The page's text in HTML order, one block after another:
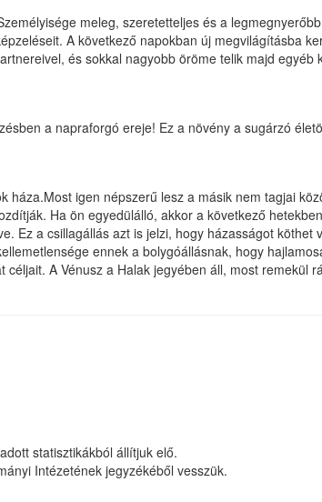
meleg, szeretetteljes és a
A következő napokban új megvilágításba
és sokkal nagyobb öröme telik majd egyéb
a napraforgó ereje! Ez a növény a sugárzó
háza.Most igen népszerű lesz a másik nem tagjai
Ha ön egyedülálló, akkor a következő
Ez a csillagállás azt is jelzi, hogy házasságot
ennek a bolygóállásnak, hogy
A Vénusz a Halak jegyében áll, most remekül
statisztikákból állítjuk elő.
Intézetének jegyzékéből vesszük.